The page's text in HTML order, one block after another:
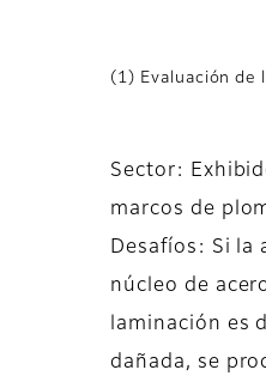
(1) Evaluación de
Sector:
marcos de
Desafíos: Si la
núcleo de
laminación es
dañada, se